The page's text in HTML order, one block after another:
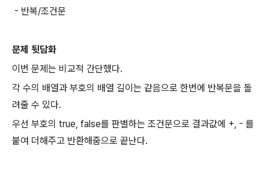
- 반복/조건문
문제 뒷담화
이번 문제는 비교적 간단했다.
각 수의 배열과 부호의 배열 길이는 같음으로 한번에 반복문을 돌
려줄 수 있다.
우선 부호의 true, false를 판별하는 조건문으로 결과값에 +, - 를
붙여 더해주고 반환해줌으로 끝난다.